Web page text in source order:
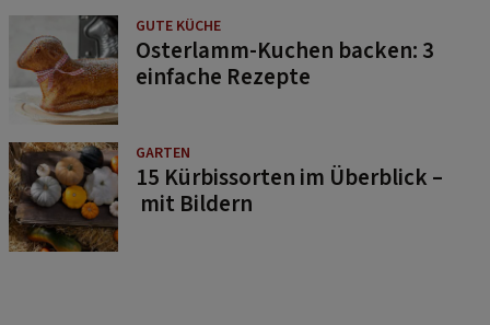
GUTE KÜCHE
Osterlamm-Kuchen backen: 3
einfache Rezepte
GARTEN
15 Kürbissorten im Überblick –
mit Bildern